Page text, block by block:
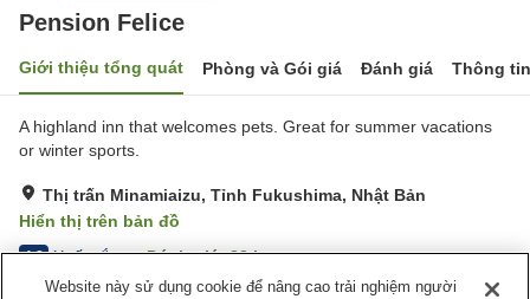
Pension Felice
Giới thiệu tổng quát Phòng và Gói giá Đánh giá Thông
A highland inn that welcomes pets. Great for summer vacations
or winter sports.
Thị trấn Minamiaizu, Tỉnh Fukushima, Nhật Bản
Hiển thị trên bản đồ
4.8 Xuất sắc Đánh giá:22lượt
Website này sử dụng cookie để nâng cao trải nghiệm người